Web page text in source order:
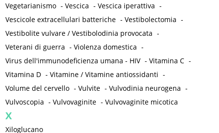
Vegetarianismo -Vescica -Vescica iperattiva -
Vescicole extracellulari batteriche -Vestibolectomia -
Vestibolite vulvare / Vestibolodinia provocata -
Veterani di guerra -Violenza domestica -
Virus dell'immunodeficienza umana - HIV -Vitamina C -
Vitamina D -Vitamine / Vitamine antiossidanti -
Volume del cervello -Vulvite -Vulvodinia neurogena -
Vulvoscopia -Vulvovaginite -Vulvovaginite micotica
X
Xiloglucano